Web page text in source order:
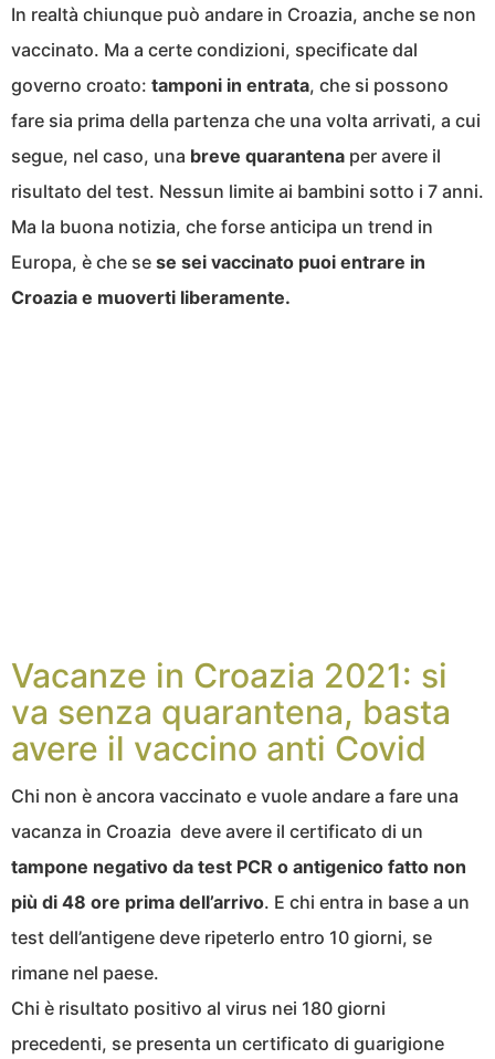
In realtà chiunque può andare in Croazia, anche se non
vaccinato. Ma a certe condizioni, specificate dal
governo croato: tamponi in entrata, che si possono
fare sia prima della partenza che una volta arrivati, a cui
segue, nel caso, una breve quarantena per avere il
risultato del test. Nessun limite ai bambini sotto i 7 anni.
Ma la buona notizia, che forse anticipa un trend in
Europa, è che se se sei vaccinato puoi entrare in
Croazia e muoverti liberamente.
Vacanze in Croazia 2021: si
va senza quarantena, basta
avere il vaccino anti Covid
Chi non è ancora vaccinato e vuole andare a fare una
vacanza in Croazia deve avere il certificato di un
tampone negativo da test PCR o antigenico fatto non
più di 48 ore prima dell’arrivo. E chi entra in base a un
test dell’antigene deve ripeterlo entro 10 giorni, se
rimane nel paese.
Chi è risultato positivo al virus nei 180 giorni
precedenti, se presenta un certificato di guarigione